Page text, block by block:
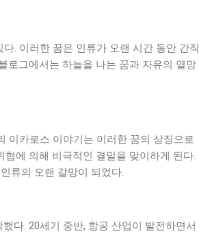
. 이러한 꿈은 인류가 오랜 시간 동안 간직
로그에서는 하늘을 나는 꿈과 자유의 열망
이카로스 이야기는 이러한 꿈의 상징으로
에 의해 비극적인 결말을 맞이하게 된다.
류의 오랜 갈망이 되었다.
다. 20세기 중반, 항공 산업이 발전하면서